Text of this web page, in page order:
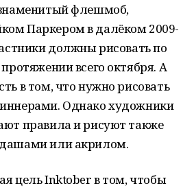
флешмоб,
Паркером в далёком 2009-
должны рисовать по
всего октября. А
в том, что нужно рисовать
Однако художники
правила и рисуют также
или акрилом.
цель Inktober в том, чтобы